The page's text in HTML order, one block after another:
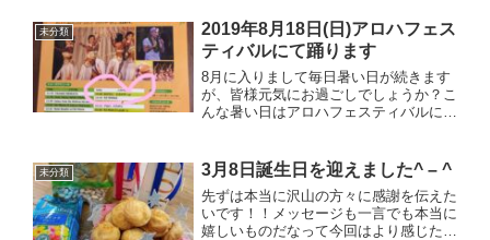
す❣️是非ご活用いただけたら嬉しいです
♡単発500円(...
未分類
2019年8月18日(日)アロハフェス
ティバルにて踊ります
8月に入りまして毎日暑い日が続きます
が、皆様元気にお過ごしでしょうか？こ
んな暑い日はアロハフェスティバルにて
ら踊ります♫ハワイアンショップ、ハワ
イアンフード、ビールな...
未分類 3月8日誕生日を迎えました^ – ^
先ずは本当に沢山の方々に感謝を伝えた
いです！！メッセージも一言でも本当に
嬉しいものだなって今回はより感じた